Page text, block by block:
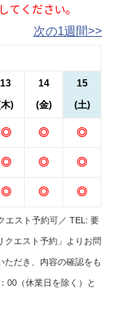
てください。
次の1週間>>
13
)
14
(金)
15
(土)
◎ ◎ ◎
◎ ◎ ◎
◎ ◎ ◎
スト予約可／ TEL: 要
エスト予約」よりお問
だき、内容の確認をも
00（休業日を除く）と